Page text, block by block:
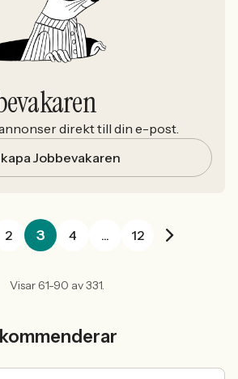
direkt till din e-post.
Jobbevakaren
2 3 4 ... 12
Visar 61-90 av 331.